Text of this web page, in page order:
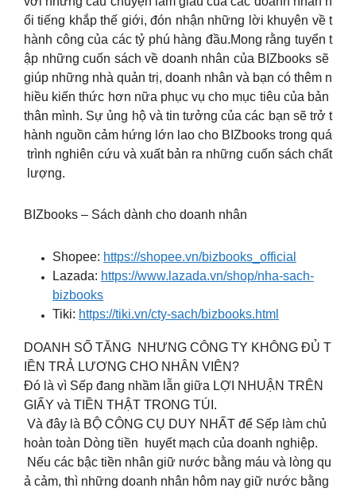
ổi tiếng khắp thế giới, đón nhận những lời khuyên về t
hành công của các tỷ phú hàng đầu.Mong rằng tuyển t
ập những cuốn sách về doanh nhân của BIZbooks sẽ
giúp những nhà quản trị, doanh nhân và bạn có thêm n
hiều kiến thức hơn nữa phục vụ cho mục tiêu của bản
thân mình. Sự ủng hộ và tin tưởng của các bạn sẽ trở t
hành nguồn cảm hứng lớn lao cho BIZbooks trong quá
trình nghiên cứu và xuất bản ra những cuốn sách chất
lượng.
BIZbooks – Sách dành cho doanh nhân
Shopee: https://shopee.vn/bizbooks_official
Lazada: https://www.lazada.vn/shop/nha-sach-
bizbooks
Tiki: https://tiki.vn/cty-sach/bizbooks.html
DOANH SỐ TĂNG NHƯNG CÔNG TY KHÔNG ĐỦ T
IỀN TRẢ LƯƠNG CHO NHÂN VIÊN?
Đó là vì Sếp đang nhầm lẫn giữa LỢI NHUẬN TRÊN
GIẤY và TIỀN THẬT TRONG TÚI.
Và đây là BỘ CÔNG CỤ DUY NHẤT để Sếp làm chủ
hoàn toàn Dòng tiền huyết mạch của doanh nghiệp.
Nếu các bậc tiền nhân giữ nước bằng máu và lòng qu
ả cảm, thì những doanh nhân hôm nay giữ nước bằng